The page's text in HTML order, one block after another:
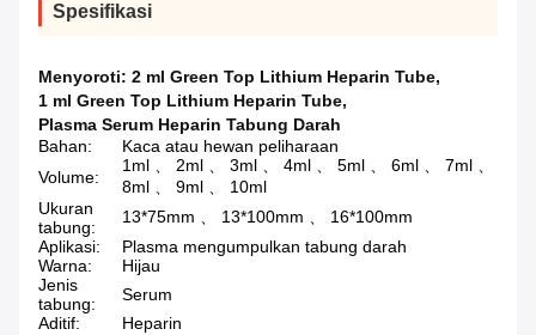
Spesifikasi
Menyoroti: 2 ml Green Top Lithium Heparin Tube,
1 ml Green Top Lithium Heparin Tube,
Plasma Serum Heparin Tabung Darah
Bahan:
Kaca atau hewan peliharaan
Volume:
1ml 、 2ml 、 3ml 、 4ml 、 5ml 、 6ml 、 7ml 、
8ml 、 9ml 、 10ml
Ukuran
tabung:
13*75mm 、 13*100mm 、 16*100mm
Aplikasi:
Plasma mengumpulkan tabung darah
Warna:
Hijau
Jenis
tabung:
Serum
Aditif:
Heparin